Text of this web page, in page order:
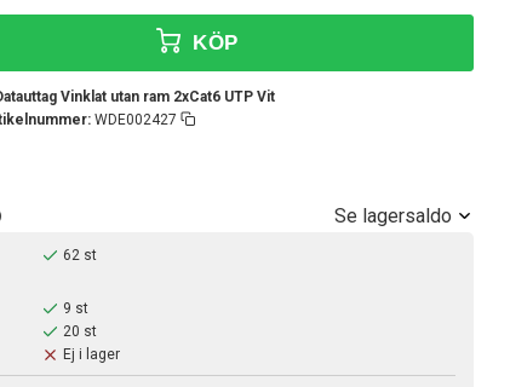
Vinklat utan ram 2xCat6 UTP Vit
WDE002427
KÖP
Se lagersaldo
62 st
9 st
20 st
Ej i lager